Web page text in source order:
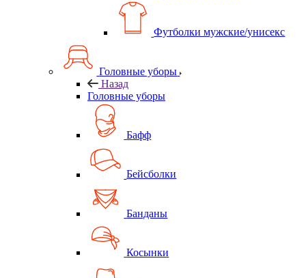
Футболки мужские/унисекс
Головные уборы
Назад
Головные уборы
Бафф
Бейсболки
Банданы
Косынки